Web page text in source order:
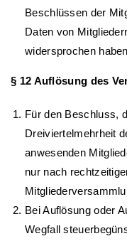
Beschlüssen der
Daten von
widersprochen
§ 12 Auflösung des
Für den Beschluss,
Dreiviertelmehrheit
anwesenden
nur nach
Bei Auflösung oder
Wegfall